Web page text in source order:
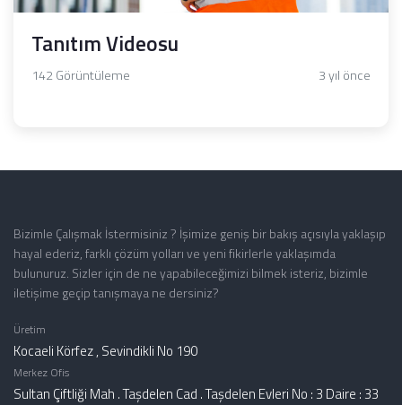
Tanıtım Videosu
142 Görüntüleme 3 yıl önce
Bizimle Çalışmak İstermisiniz ? İşimize geniş bir bakış açısıyla yaklaşıp
hayal ederiz, farklı çözüm yolları ve yeni fikirlerle yaklaşımda
bulunuruz. Sizler için de ne yapabileceğimizi bilmek isteriz, bizimle
iletişime geçip tanışmaya ne dersiniz?
Üretim
Kocaeli Körfez , Sevindikli No 190
Merkez Ofis
Sultan Çiftliği Mah . Taşdelen Cad . Taşdelen Evleri No : 3 Daire : 33